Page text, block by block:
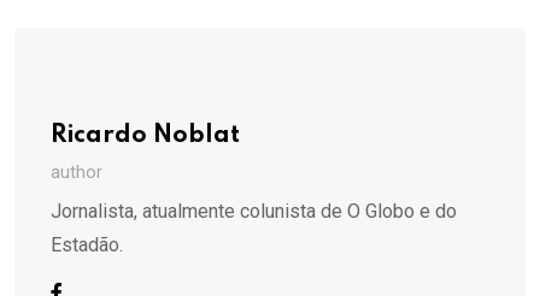
Ricardo Noblat
author
Jornalista, atualmente colunista de O Globo e do
Estadão.